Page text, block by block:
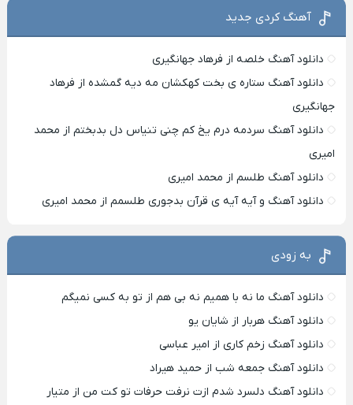
آهنگ کردی جدید
دانلود آهنگ خلصه از فرهاد جهانگیری
دانلود آهنگ ستاره ی بخت کهکشان مه دیه گمشده از فرهاد
جهانگیری
دانلود آهنگ سردمه درم یخ کم چنی تنیاس دل بدبختم از محمد
امیری
دانلود آهنگ طلسم از محمد امیری
دانلود آهنگ و آیه آیه ی قرآن بدجوری طلسمم از محمد امیری
به زودی
دانلود آهنگ ما نه با همیم نه بی هم از تو به کسی نمیگم
دانلود آهنگ هربار از شایان یو
دانلود آهنگ زخم کاری از امیر عباسی
دانلود آهنگ جمعه شب از حمید هیراد
دانلود آهنگ دلسرد شدم ازت نرفت حرفات تو کت من از متیار